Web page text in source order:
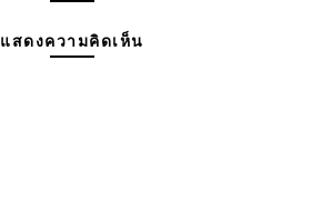
แสดงความคิดเห็น